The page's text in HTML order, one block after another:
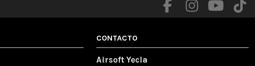
CONTACTO
Airsoft Yecla